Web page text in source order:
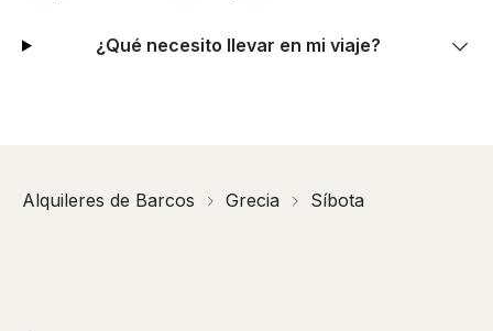
¿Qué necesito llevar en mi viaje?
Alquileres de Barcos Grecia Síbota